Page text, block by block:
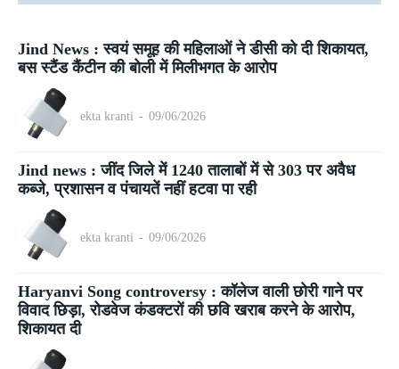
Jind News : स्वयं समूह की महिलाओं ने डीसी को दी शिकायत,
बस स्टैंड कैंटीन की बोली में मिलीभगत के आरोप
ekta kranti - 09/06/2026
Jind news : जींद जिले में 1240 तालाबों में से 303 पर अवैध
कब्जे, प्रशासन व पंचायतें नहीं हटवा पा रही
ekta kranti - 09/06/2026
Haryanvi Song controversy : कॉलेज वाली छोरी गाने पर
विवाद छिड़ा, रोडवेज कंडक्टरों की छवि खराब करने के आरोप,
शिकायत दी